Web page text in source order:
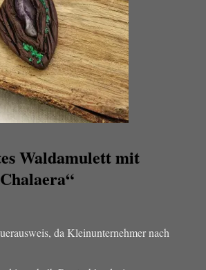
Waldamulett mit
da Kleinunternehmer nach